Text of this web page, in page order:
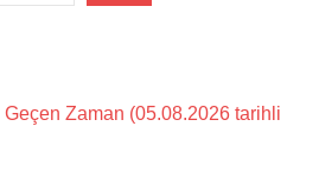
Zaman (05.08.2026 tarihli